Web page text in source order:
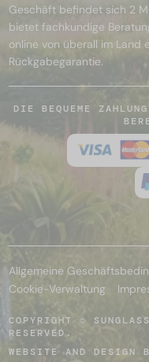
Geschäft befindet sich 2
bietet fachkundige
online von überall im Land
Rückgabegarantie.
DIE BEQUEME
Allgemeine
Cookie-Verwaltung
COPYRIGHT ©
RESERVED.
WEBSITE AND DESIGN